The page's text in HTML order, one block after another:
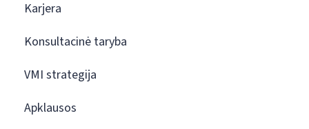
Karjera
Konsultacinė taryba
VMI strategija
Apklausos